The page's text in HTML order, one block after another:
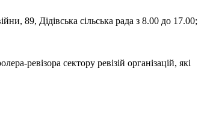
89, Дідівська сільська рада з 8.00 до 17.00;
ревізора сектору ревізій організацій, які